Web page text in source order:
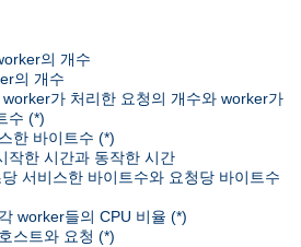
의 개수
의 개수
가 처리한 요청의 개수와 worker가
수 (*)
한 바이트수 (*)
작한 시간과 동작한 시간
서비스한 바이트수와 요청당 바이트수
worker들의 CPU 비율 (*)
스트와 요청 (*)